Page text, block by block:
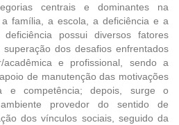
centrais e dominantes na
família, a escola, a deficiência e a
possui diversos fatores
dos desafios enfrentados
e profissional, sendo a
de manutenção das motivações
e competência; depois, surge o
provedor do sentido de
dos vínculos sociais, seguido da